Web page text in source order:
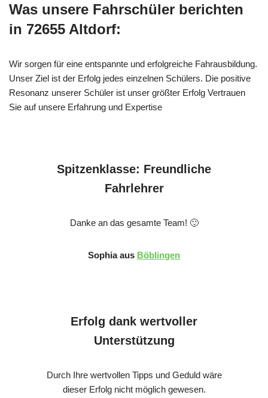
Was unsere Fahrschüler berichten
in 72655 Altdorf:
Wir sorgen für eine entspannte und erfolgreiche Fahrausbildung.
Unser Ziel ist der Erfolg jedes einzelnen Schülers. Die positive
Resonanz unserer Schüler ist unser größter Erfolg Vertrauen
Sie auf unsere Erfahrung und Expertise
Spitzenklasse: Freundliche
Fahrlehrer
Danke an das gesamte Team! 🙂
Sophia aus Böblingen
Erfolg dank wertvoller
Unterstützung
Durch Ihre wertvollen Tipps und Geduld wäre
dieser Erfolg nicht möglich gewesen.